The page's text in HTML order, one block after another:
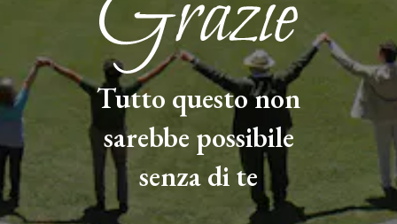
Tutto questo non
sarebbe possibile
senza di te